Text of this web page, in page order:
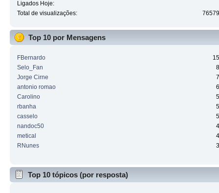
Ligados Hoje:
Total de visualizações:
Top 10 por Mensagens
FBernardo
Selo_Fan
Jorge Cirne
antonio romao
Carolino
rbanha
casselo
nandoc50
metical
RNunes
Top 10 tópicos (por resposta)